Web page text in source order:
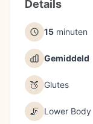
Details
15 minuten
Gemiddeld
🍑 Glutes
🦵 Lower Body